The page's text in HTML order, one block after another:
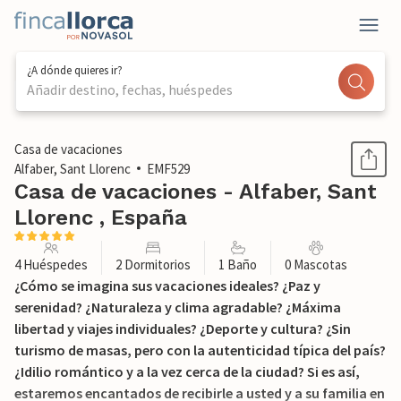
¿A dónde quieres ir?
Añadir destino, fechas, huéspedes
1 / 47
Casa de vacaciones
Alfaber, Sant Llorenc
EMF529
Casa de vacaciones - Alfaber, Sant
Llorenc , España
4 Huéspedes 2 Dormitorios 1 Baño 0 Mascotas
¿Cómo se imagina sus vacaciones ideales? ¿Paz y
serenidad? ¿Naturaleza y clima agradable? ¿Máxima
libertad y viajes individuales? ¿Deporte y cultura? ¿Sin
turismo de masas, pero con la autenticidad típica del país?
¿Idilio romántico y a la vez cerca de la ciudad? Si es así,
estaremos encantados de recibirle a usted y a su familia en